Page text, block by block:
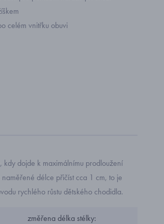
celém vnitřku obuvi
dojde k maximálnímu prodloužení
délce přičíst cca 1 cm, to je
rychlého růstu dětského chodidla.
změřena délka stélky: